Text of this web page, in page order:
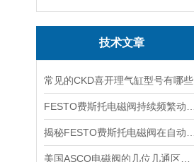
技术文章
常见的CKD喜开理气缸型号有哪些